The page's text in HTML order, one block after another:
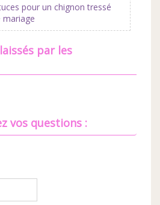
pour un chignon tressé
vos questions :